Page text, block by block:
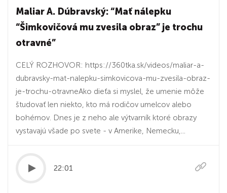
Maliar A. Dúbravský: “Mať nálepku
“Šimkovičová mu zvesila obraz” je trochu
otravné”
CELÝ ROZHOVOR: https://360tka.sk/videos/maliar-a-
dubravsky-mat-nalepku-simkovicova-mu-zvesila-obraz-
je-trochu-otravneAko dieťa si myslel, že umenie môže
študovať len niekto, kto má rodičov umelcov alebo
bohémov. Dnes je z neho ale výtvarník ktoré obrazy
vystavajú všade po svete - v Amerike, Nemecku,...
22:01